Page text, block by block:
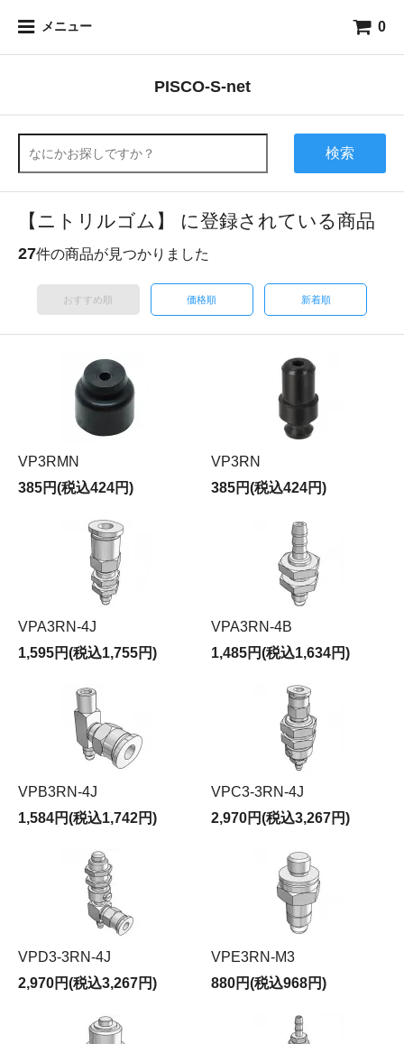
メニュー 0
PISCO-S-net
検索
【ニトリルゴム】 に登録されている商品
27件の商品が見つかりました
おすすめ順 価格順 新着順
VP3RMN
385円(税込424円)
VP3RN
385円(税込424円)
VPA3RN-4J
1,595円(税込1,755円)
VPA3RN-4B
1,485円(税込1,634円)
VPB3RN-4J
1,584円(税込1,742円)
VPC3-3RN-4J
2,970円(税込3,267円)
VPD3-3RN-4J
2,970円(税込3,267円)
VPE3RN-M3
880円(税込968円)